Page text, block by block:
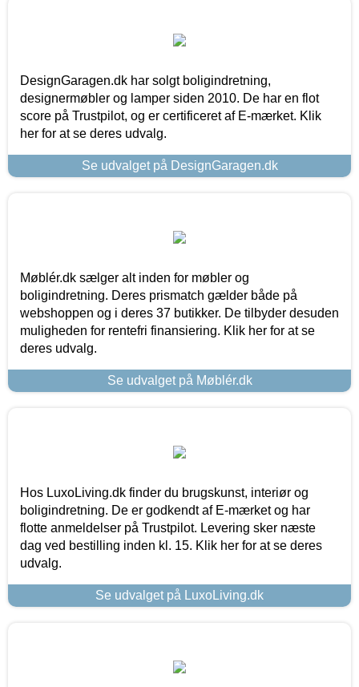
DesignGaragen.dk har solgt boligindretning,
designermøbler og lamper siden 2010. De har en flot
score på Trustpilot, og er certificeret af E-mærket. Klik
her for at se deres udvalg.
Se udvalget på DesignGaragen.dk
Møblér.dk sælger alt inden for møbler og
boligindretning. Deres prismatch gælder både på
webshoppen og i deres 37 butikker. De tilbyder desuden
muligheden for rentefri finansiering. Klik her for at se
deres udvalg.
Se udvalget på Møblér.dk
Hos LuxoLiving.dk finder du brugskunst, interiør og
boligindretning. De er godkendt af E-mærket og har
flotte anmeldelser på Trustpilot. Levering sker næste
dag ved bestilling inden kl. 15. Klik her for at se deres
udvalg.
Se udvalget på LuxoLiving.dk